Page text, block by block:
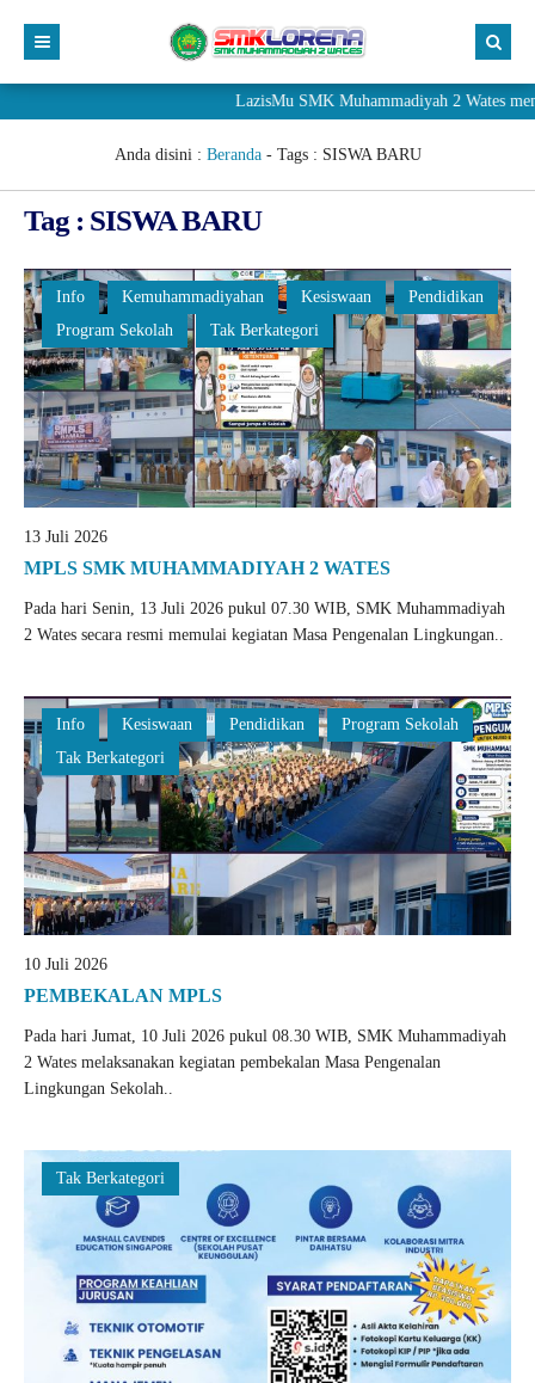
LazisMu SMK Muhammadiyah 2 Wates
Anda disini : Beranda- Tags : SISWA BARU
Tag : SISWA BARU
Info Kemuhammadiyahan Kesiswaan
Pendidikan
Program Sekolah
Tak Berkategori
13 Juli 2026
MPLS SMK MUHAMMADIYAH 2 WATES
Pada hari Senin, 13 Juli 2026 pukul 07.30 WIB, SMK Muhammadiyah
2 Wates secara resmi memulai kegiatan Masa Pengenalan Lingkungan..
Info Kesiswaan Pendidikan
Program Sekolah
Tak Berkategori
10 Juli 2026
PEMBEKALAN MPLS
Pada hari Jumat, 10 Juli 2026 pukul 08.30 WIB, SMK Muhammadiyah
2 Wates melaksanakan kegiatan pembekalan Masa Pengenalan
Lingkungan Sekolah..
Tak Berkategori